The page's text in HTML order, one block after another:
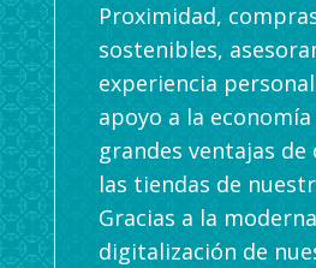
Proximidad,
sostenibles,
experiencia
apoyo a la
grandes ventajas
las tiendas de
Gracias a la moderna
digitalización de